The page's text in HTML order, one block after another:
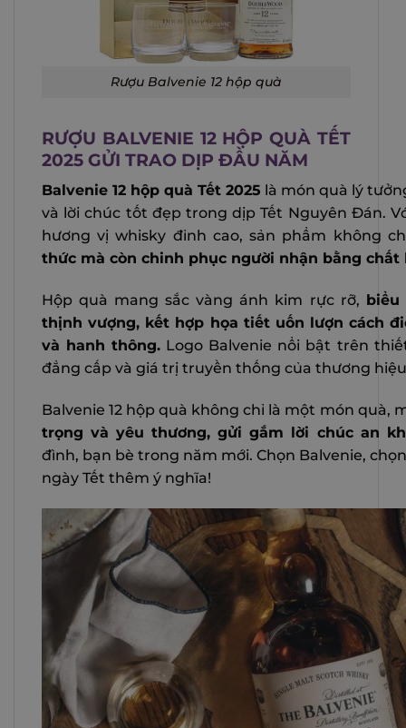
Rượu Balvenie 12 hộp quà
RƯỢU BALVENIE 12 HỘP QUÀ TẾT
2025 GỬI TRAO DỊP ĐẦU NĂM
Balvenie 12 hộp quà Tết 2025 là món quà lý
và lời chúc tốt đẹp trong dịp Tết Nguyên Đán.
hương vị whisky đỉnh cao, sản phẩm không
thức mà còn chinh phục người nhận bằng chất
Hộp quà mang sắc vàng ánh kim rực rỡ,
thịnh vượng, kết hợp họa tiết uốn lượn cách
và hanh thông. Logo Balvenie nổi bật trên
đẳng cấp và giá trị truyền thống của thương
Balvenie 12 hộp quà không chỉ là một món quà,
trọng và yêu thương, gửi gắm lời chúc an
đình, bạn bè trong năm mới. Chọn Balvenie,
ngày Tết thêm ý nghĩa!